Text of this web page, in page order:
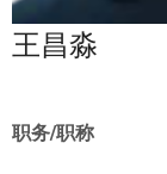
王昌淼
职务/职称